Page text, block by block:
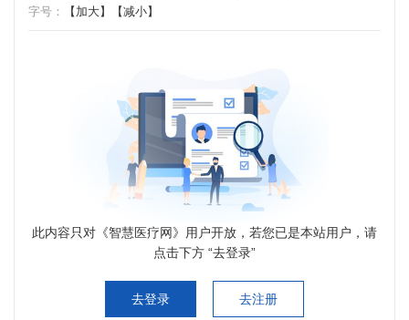
字号：
【加大】 【减小】
此内容只对《智慧医疗网》用户开放，若您已是本站用户，请
点击下方 “去登录”
去登录 去注册